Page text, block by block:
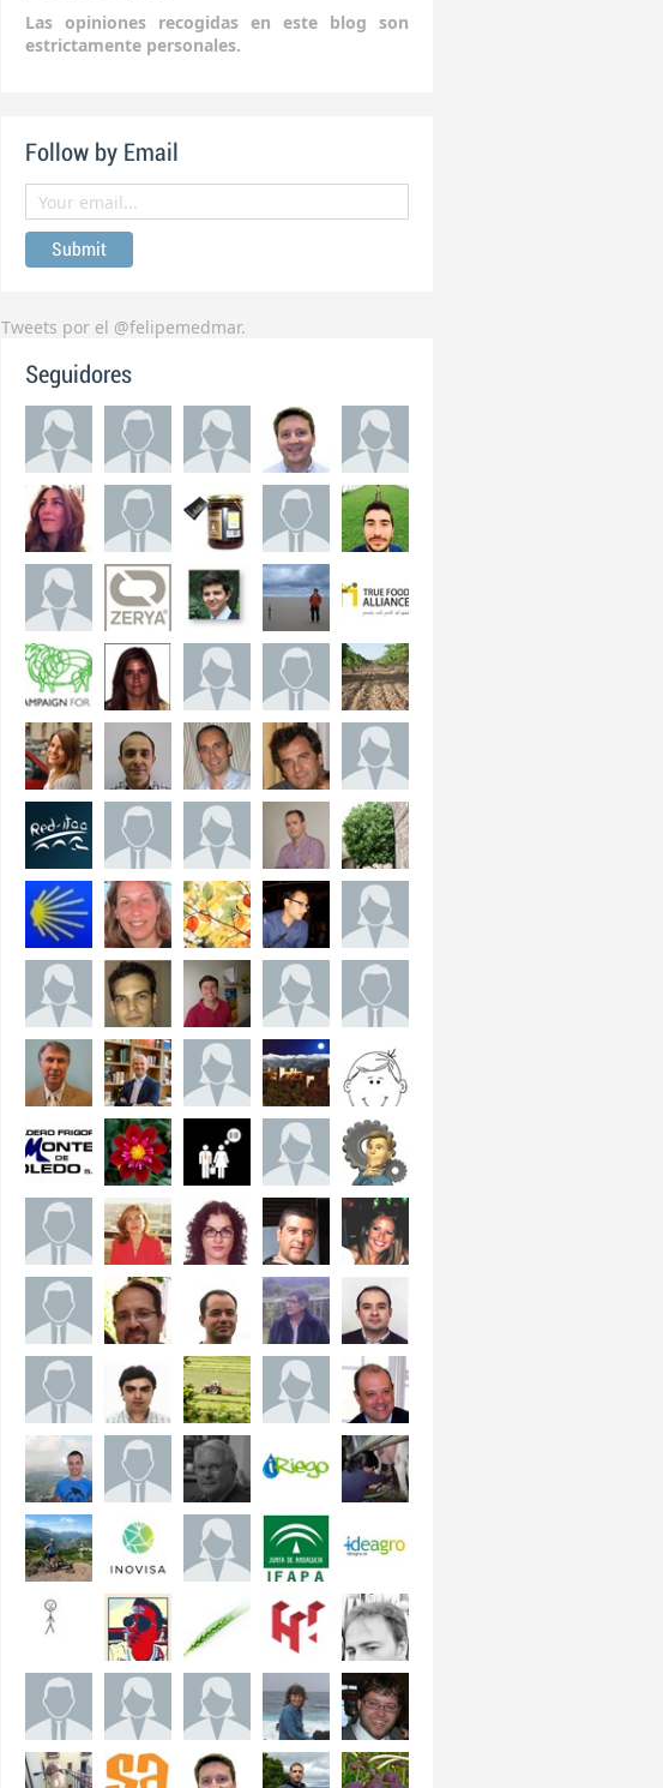
Las opiniones recogidas en este blog son
estrictamente personales.
Follow by Email
Tweets por el @felipemedmar.
Seguidores